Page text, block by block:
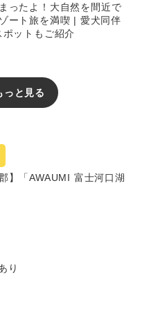
ったよ！大自然を間近で
ート旅を満喫 | 愛犬同伴
ットもご紹介
っと見る
】「AWAUMI 富士河口湖
り